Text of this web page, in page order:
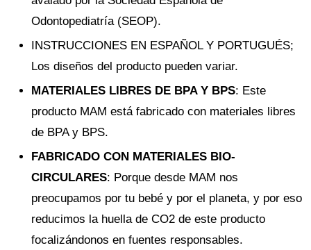
Odontopediatría (SEOP).
INSTRUCCIONES EN ESPAÑOL Y PORTUGUÉS;
Los diseños del producto pueden variar.
MATERIALES LIBRES DE BPA Y BPS: Este
producto MAM está fabricado con materiales libres
de BPA y BPS.
FABRICADO CON MATERIALES BIO-
CIRCULARES: Porque desde MAM nos
preocupamos por tu bebé y por el planeta, y por eso
reducimos la huella de CO2 de este producto
focalizándonos en fuentes responsables.